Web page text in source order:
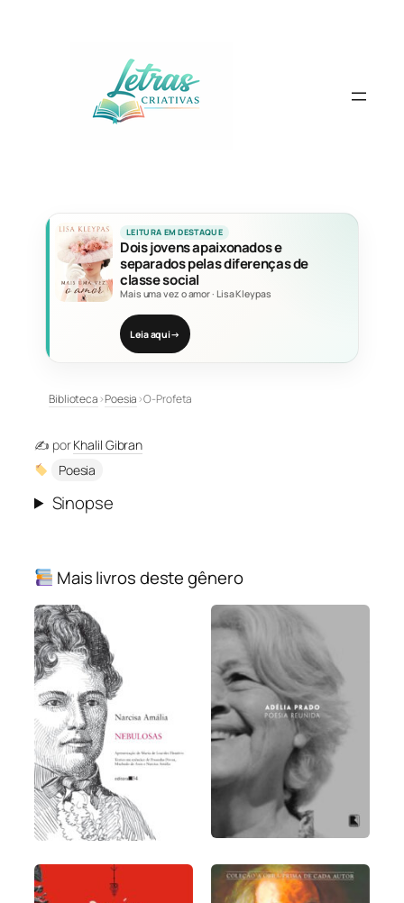
LEITURA EM DESTAQUE
Dois jovens apaixonados e
separados pelas diferenças de
classe social
Mais uma vez o amor· Lisa Kleypas
Leia aqui→
Biblioteca›Poesia›O-Profeta
✍️ porKhalil Gibran
Poesia
Sinopse
Mais livros deste gênero